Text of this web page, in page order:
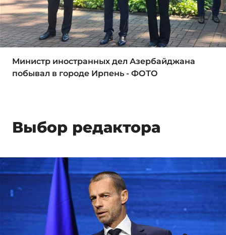
Министр иностранных дел Азербайджана
побывал в городе Ирпень - ФОТО
Выбор редактора